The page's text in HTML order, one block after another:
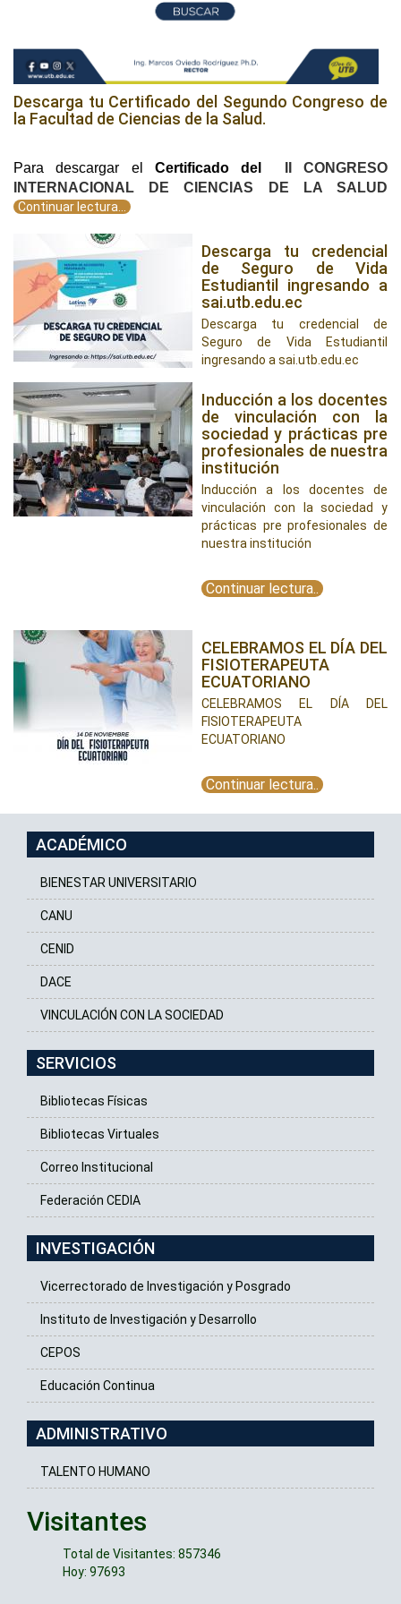
Descarga tu Certificado del Segundo Congreso de
la Facultad de Ciencias de la Salud.
Para descargar el Certificado del
II CONGRESO
INTERNACIONAL DE CIENCIAS DE LA SALUD
Continuar lectura...
Descarga tu credencial
de Seguro de Vida
Estudiantil ingresando a
sai.utb.edu.ec
Descarga tu credencial de
Seguro de Vida Estudiantil
ingresando a sai.utb.edu.ec
Inducción a los docentes
de vinculación con la
sociedad y prácticas pre
profesionales de nuestra
institución
Inducción a los docentes de
vinculación con la sociedad y
prácticas pre profesionales de
nuestra institución
Continuar lectura..
CELEBRAMOS EL DÍA DEL
FISIOTERAPEUTA
ECUATORIANO
CELEBRAMOS EL DÍA DEL
FISIOTERAPEUTA
ECUATORIANO
Continuar lectura..
ACADÉMICO
BIENESTAR UNIVERSITARIO
CANU
CENID
DACE
VINCULACIÓN CON LA SOCIEDAD
SERVICIOS
Bibliotecas Físicas
Bibliotecas Virtuales
Correo Institucional
Federación CEDIA
INVESTIGACIÓN
Vicerrectorado de Investigación y Posgrado
Instituto de Investigación y Desarrollo
CEPOS
Educación Continua
ADMINISTRATIVO
TALENTO HUMANO
Visitantes
Total de Visitantes: 857346
Hoy: 97693